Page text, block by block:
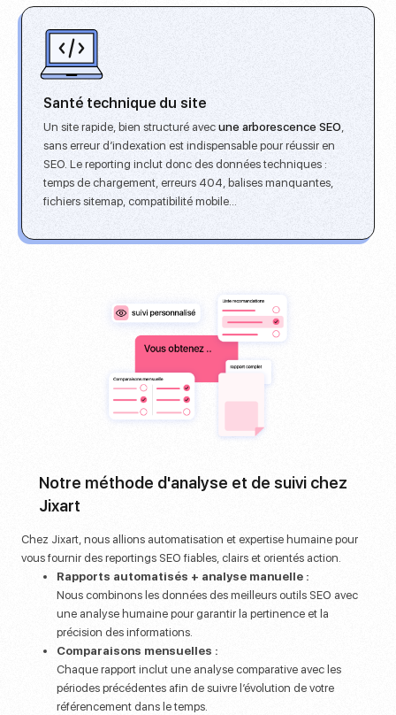
Santé technique du site
Un site rapide, bien structuré avec une arborescence SEO,
sans erreur d’indexation est indispensable pour réussir en
SEO. Le reporting inclut donc des données techniques :
temps de chargement, erreurs 404, balises manquantes,
fichiers sitemap, compatibilité mobile…
Notre méthode d'analyse et de suivi chez
Jixart
Chez Jixart, nous allions automatisation et expertise humaine pour
vous fournir des reportings SEO fiables, clairs et orientés action.
Rapports automatisés + analyse manuelle :
Nous combinons les données des meilleurs outils SEO avec
une analyse humaine pour garantir la pertinence et la
précision des informations.
Comparaisons mensuelles :
Chaque rapport inclut une analyse comparative avec les
périodes précédentes afin de suivre l’évolution de votre
référencement dans le temps.